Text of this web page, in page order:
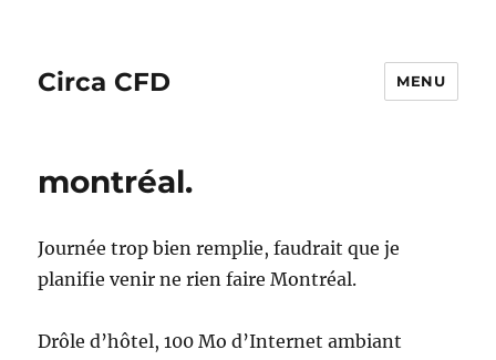
Circa CFD MENU
montréal.
Journée trop bien remplie, faudrait que je
planifie venir ne rien faire Montréal.
Drôle d’hôtel, 100 Mo d’Internet ambiant